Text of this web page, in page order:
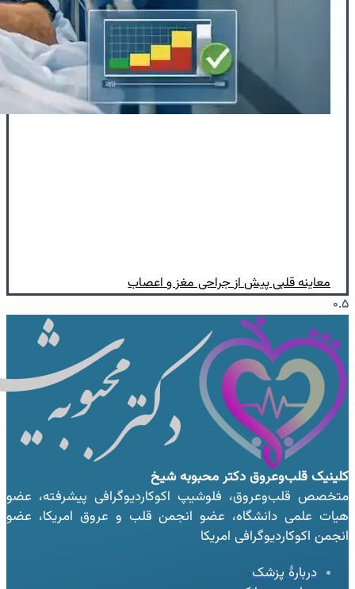
معاینه قلبی پیش از جراحی مغز و اعصاب
کلینیک قلب‌وعروقدکتر محبوبه شیخ
متخصص قلب‌وعروق، فلوشیپ اکوکاردیوگرافی پیشرفته، عضو
هیات علمی دانشگاه، عضو انجمن قلب و عروق امریکا، عضو
انجمن اکوکاردیوگرافی امریکا
دربارهٔ پزشک